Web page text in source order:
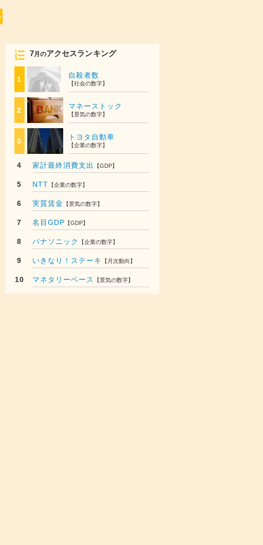
2018
7月のアクセスランキング
1 自殺者数
【社会の数字】
2 マネーストック
【景気の数字】
3 トヨタ自動車
【企業の数字】
4 家計最終消費支出 【GDP】
5 NTT 【企業の数字】
6 実質賃金 【景気の数字】
7 名目GDP 【GDP】
8 パナソニック 【企業の数字】
9 いきなり！ステーキ 【月次動向】
10 マネタリーベース 【景気の数字】